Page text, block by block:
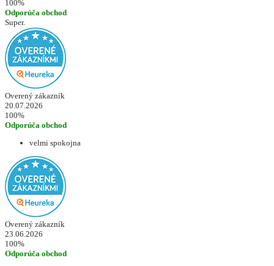
100%
Odporúča obchod
Super.
Overený zákazník
20.07.2026
100%
Odporúča obchod
velmi spokojna
Overený zákazník
23.06.2026
100%
Odporúča obchod